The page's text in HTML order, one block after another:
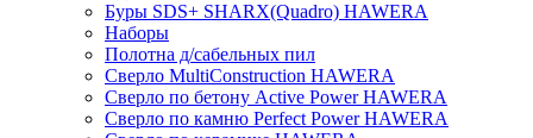
Буры SDS+ SHARX(Quadro) HAWERA
Наборы
Полотна д/сабельных пил
Сверло MultiConstruction HAWERA
Сверло по бетону Active Power HAWERA
Сверло по камню Perfect Power HAWERA